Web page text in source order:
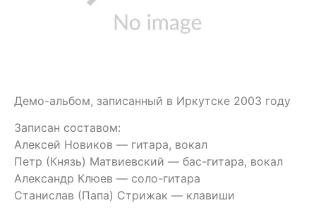
Демо-альбом, записанный в Иркутске 2003 году
Записан составом:
Алексей Новиков — гитара, вокал
Петр (Князь) Матвиевский — бас-гитара, вокал
Александр Клюев — соло-гитара
Станислав (Папа) Стрижак — клавиши